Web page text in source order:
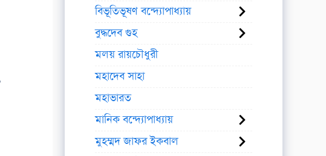
বিভূতিভূষণ বন্দ্যোপাধ্যায়
বুদ্ধদেব গুহ
মলয় রায়চৌধুরী
মহাদেব সাহা
মহাভারত
মানিক বন্দ্যোপাধ্যায়
মুহম্মদ জাফর ইকবাল